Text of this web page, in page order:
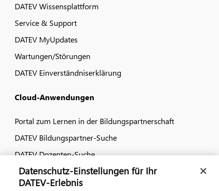
DATEV Wissensplattform
Service & Support
DATEV MyUpdates
Wartungen/Störungen
DATEV Einverständniserklärung
Cloud-Anwendungen
Portal zum Lernen in der Bildungspartnerschaft
DATEV Bildungspartner-Suche
DATEV Dozenten-Suche
Dialog & Medien
Datenschutz-Einstellungen für Ihr
DATEV-Erlebnis